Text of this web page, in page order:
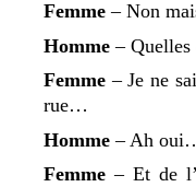
Femme – Non
Homme – Quelles
Femme – Je ne
rue…
Homme – Ah
Femme – Et de